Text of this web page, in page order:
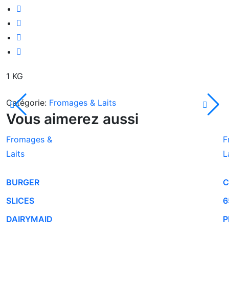
1 KG
Catégorie: Fromages & Laits
Vous aimerez aussi
Fromages &
Laits
BURGER
SLICES
DAIRYMAID